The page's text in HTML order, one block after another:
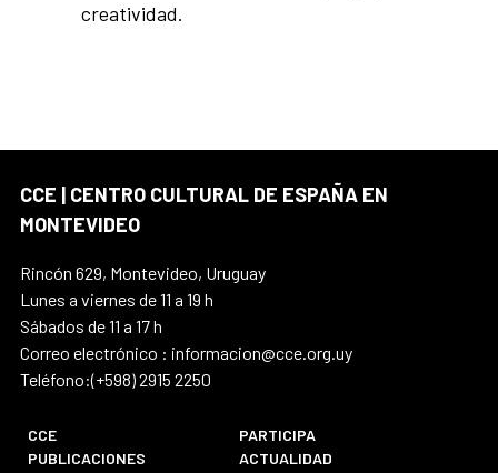
creatividad.
CCE | CENTRO CULTURAL DE ESPAÑA EN
MONTEVIDEO
Rincón 629, Montevideo, Uruguay
Lunes a viernes de 11 a 19 h
Sábados de 11 a 17 h
Correo electrónico : informacion@cce.org.uy
Teléfono:(+598) 2915 2250
CCE
PARTICIPA
PUBLICACIONES
ACTUALIDAD